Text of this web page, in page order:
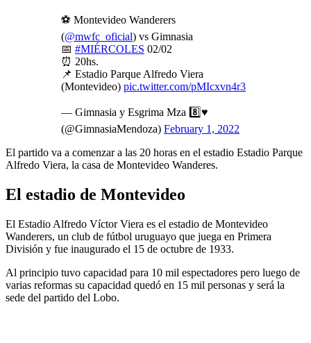
⚽️ Montevideo Wanderers
(@mwfc_oficial) vs Gimnasia
📅 #MIÉRCOLES 02/02
⏰ 20hs.
📌 Estadio Parque Alfredo Viera
(Montevideo) pic.twitter.com/pMIcxvn4r3
— Gimnasia y Esgrima Mza 8️⃣♥️
(@GimnasiaMendoza) February 1, 2022
El partido va a comenzar a las 20 horas en el estadio Estadio Parque
Alfredo Viera, la casa de Montevideo Wanderes.
El estadio de Montevideo
El Estadio Alfredo Víctor Viera es el estadio de Montevideo
Wanderers, un club de fútbol uruguayo que juega en Primera
División y fue inaugurado el 15 de octubre de 1933.
Al principio tuvo capacidad para 10 mil espectadores pero luego de
varias reformas su capacidad quedó en 15 mil personas y será la
sede del partido del Lobo.